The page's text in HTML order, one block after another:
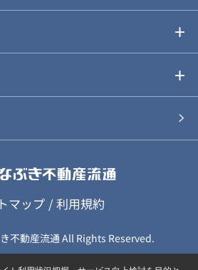
見る
ト基本方針
取扱について
マップ /利用規約
不動産流通 All Rights Reserved.